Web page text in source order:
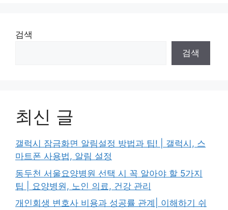
검색
검색
최신 글
갤럭시 잠금화면 알림설정 방법과 팁! | 갤럭시, 스
마트폰 사용법, 알림 설정
동두천 서울요양병원 선택 시 꼭 알아야 할 5가지
팁 | 요양병원, 노인 의료, 건강 관리
개인회생 변호사 비용과 성공률 관계| 이해하기 쉬